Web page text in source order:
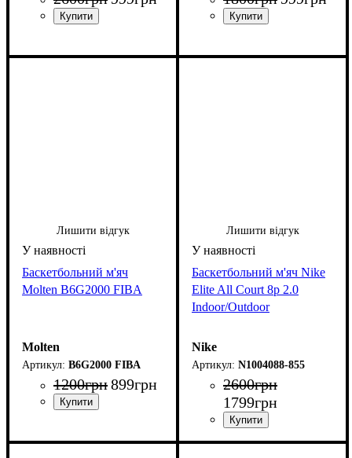
Лишити відгук
Баскетбольний м'яч
Molten B6G2000 FIBA
Molten
B6G2000 FIBA
1200грн899грн
Лишити відгук
Баскетбольний м'яч Nike
Elite All Court 8p 2.0
Indoor/Outdoor
Nike
N1004088-855
2600грн
1799грн